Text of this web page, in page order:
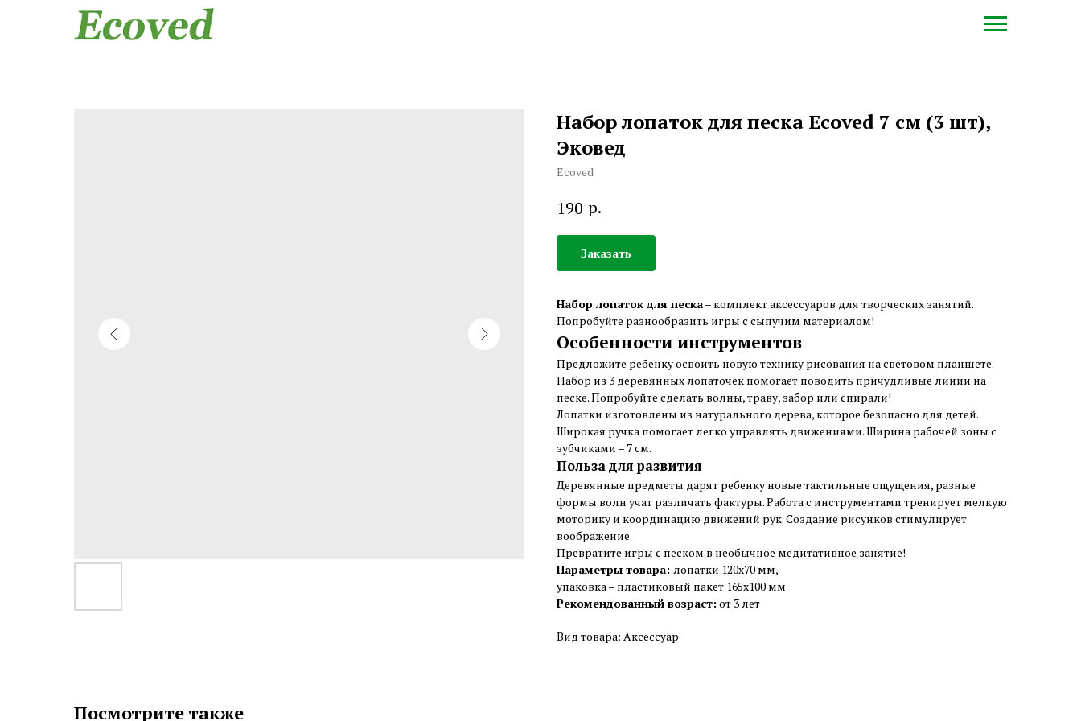
Набор лопаток для песка Ecoved 7 см (3 шт),
Эковед
Ecoved
190 р.
Заказать
Набор лопаток для песка– комплект аксессуаров для творческих занятий.
Попробуйте разнообразить игры с сыпучим материалом!
Особенности инструментов
Предложите ребенку освоить новую технику рисования на световом планшете.
Набор из 3 деревянных лопаточек помогает поводить причудливые линии на
песке. Попробуйте сделать волны, траву, забор или спирали!
Лопатки изготовлены из натурального дерева, которое безопасно для детей.
Широкая ручка помогает легко управлять движениями. Ширина рабочей зоны с
зубчиками – 7 см.
Польза для развития
Деревянные предметы дарят ребенку новые тактильные ощущения, разные
формы волн учат различать фактуры. Работа с инструментами тренирует мелкую
моторику и координацию движений рук. Создание рисунков стимулирует
воображение.
Превратите игры с песком в необычное медитативное занятие!
Параметры товара: лопатки 120х70 мм,
упаковка – пластиковый пакет 165х100 мм
Рекомендованный возраст: от 3 лет
Вид товара: Аксессуар
Посмотрите также